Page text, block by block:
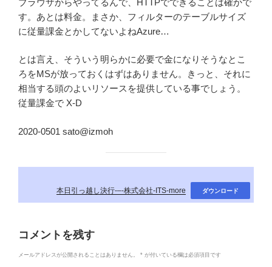
す。あとは料金。まさか、フィルターのテーブルサイズ
に従量課金とかしてないよねAzure…
とは言え、そういう明らかに必要で金になりそうなとこ
ろをMSが放っておくはずはありません。きっと、それに
相当する頭のよいリソースを提供している事でしょう。
従量課金で X-D
2020-0501 sato@izmoh
本日引っ越し決行-–-株式会社-ITS-more ダウンロード
コメントを残す
メールアドレスが公開されることはありません。 * が付いている欄は必須項目です